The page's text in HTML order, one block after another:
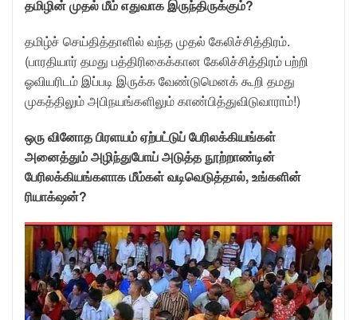
தமிழின் முதல் மீம் எதுவாக இருந்திருக்கும்?
தமிழ்ச் செய்தித்தாளில் வந்த முதல் கேலிச்சித்திரம்.
(பாரதியார் தமது பத்திரிகைக்கான கேலிச்சித்திரம் பற்றி
ஓவியரிடம் இப்படி இருக்க வேண்டுமெனக் கூறி தமது
முகத்திலும் அபிநயங்களிலும் காண்பித்துவிடுவாராம்!)
ஒரு வினோத பிரளயம் ஏற்பட்டுப் பேரிலக்கியங்கள்
அனைத்தும் அழிந்துபோய் அடுத்த நூற்றாண்டின்
பேரிலக்கியங்களாக மீம்கள் வடிவெடுத்தால், உங்களின்
ரியாக்‌ஷன்?